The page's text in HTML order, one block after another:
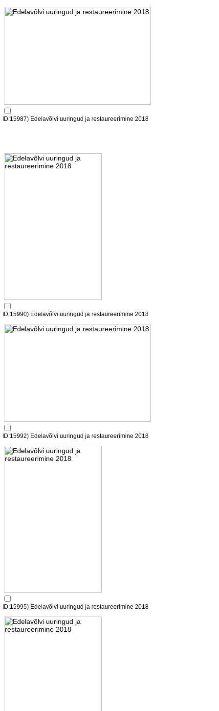
ID:15987) Edelavõlvi uuringud ja restaureerimine 2018
ID:15990) Edelavõlvi uuringud ja restaureerimine 2018
ID:15992) Edelavõlvi uuringud ja restaureerimine 2018
ID:15995) Edelavõlvi uuringud ja restaureerimine 2018